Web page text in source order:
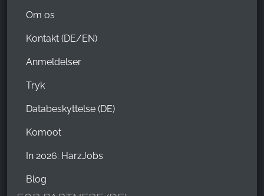
Om os
Kontakt (DE/EN)
Anmeldelser
Tryk
Databeskyttelse (DE)
Komoot
In 2026: HarzJobs
Blog